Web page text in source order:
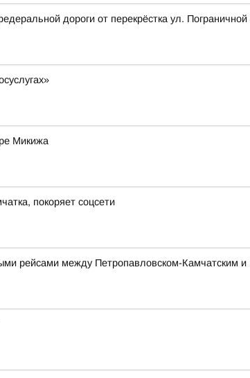
дороги от перекрёстка ул.
Микижа
покоряет соцсети
рейсами между Петропавловском-Камчатским и